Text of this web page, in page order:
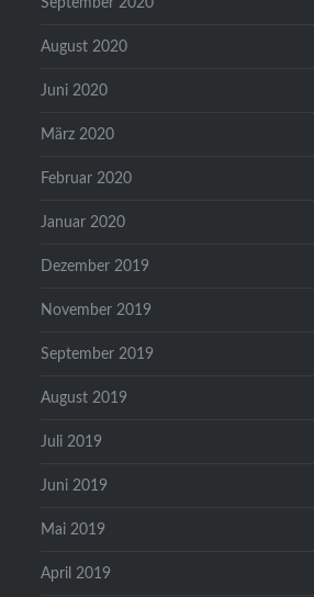
August 2020
Juni 2020
März 2020
Februar 2020
Januar 2020
Dezember 2019
November 2019
September 2019
August 2019
Juli 2019
Juni 2019
Mai 2019
April 2019